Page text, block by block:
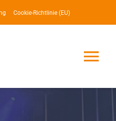
Cookie-Richtlinie (EU)